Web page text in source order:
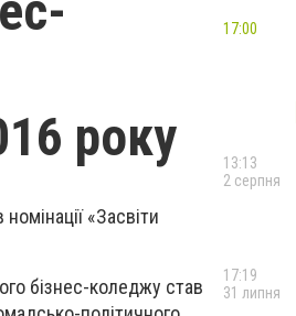
року
«Засвіти
бізнес-коледжу став
17:00
13:13
2 серпня
17:19
31 липня